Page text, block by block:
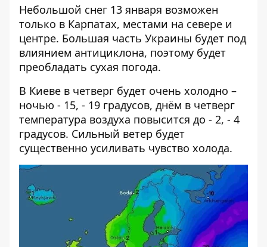
Небольшой снег 13 января возможен
только в Карпатах, местами на севере и
центре. Большая часть Украины будет под
влиянием антициклона, поэтому будет
преобладать сухая погода.
В Киеве в четверг будет очень холодно –
ночью - 15, - 19 градусов, днём в четверг
температура воздуха повысится до - 2, - 4
градусов. Сильный ветер будет
существенно усиливать чувство холода.